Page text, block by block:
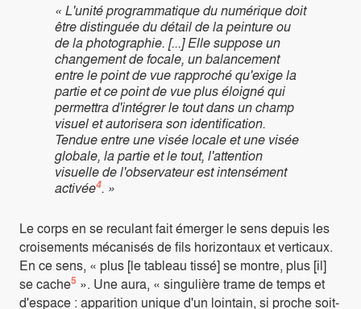
« L'unité programmatique du numérique doit
être distinguée du détail de la peinture ou
de la photographie. [...] Elle suppose un
changement de focale, un balancement
entre le point de vue rapproché qu'exige la
partie et ce point de vue plus éloigné qui
permettra d'intégrer le tout dans un champ
visuel et autorisera son identification.
Tendue entre une visée locale et une visée
globale, la partie et le tout, l'attention
visuelle de l'observateur est intensément
activée4. »
Le corps en se reculant fait émerger le sens depuis les
croisements mécanisés de fils horizontaux et verticaux.
En ce sens, « plus [le tableau tissé] se montre, plus [il]
se cache5 ». Une aura, « singulière trame de temps et
d'espace : apparition unique d'un lointain, si proche soit-